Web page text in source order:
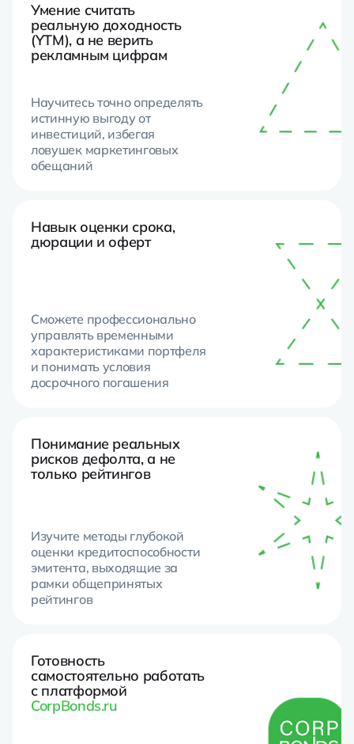
Умение считать
реальную доходность
(YTM), а не верить
рекламным цифрам
Научитесь точно определять
истинную выгоду от
инвестиций, избегая
ловушек маркетинговых
обещаний
Навык оценки срока,
дюрации и оферт
Сможете профессионально
управлять временными
характеристиками портфеля
и понимать условия
досрочного погашения
Понимание реальных
рисков дефолта, а не
только рейтингов
Изучите методы глубокой
оценки кредитоспособности
эмитента, выходящие за
рамки общепринятых
рейтингов
Готовность
самостоятельно работать
с платформой
CorpBonds.ru